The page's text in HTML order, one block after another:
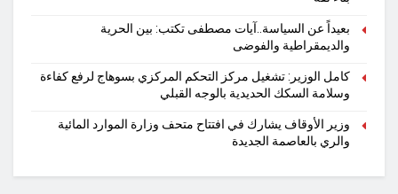
بعيداً عن السياسة..آيات مصطفى تكتب: بين الحرية
والديمقراطية والفوضى
كامل الوزير: تشغيل مركز التحكم المركزي بسوهاج لرفع كفاءة
وسلامة السكك الحديدية بالوجه القبلي
وزير الأوقاف يشارك في افتتاح متحف وزارة الموارد المائية
والري بالعاصمة الجديدة